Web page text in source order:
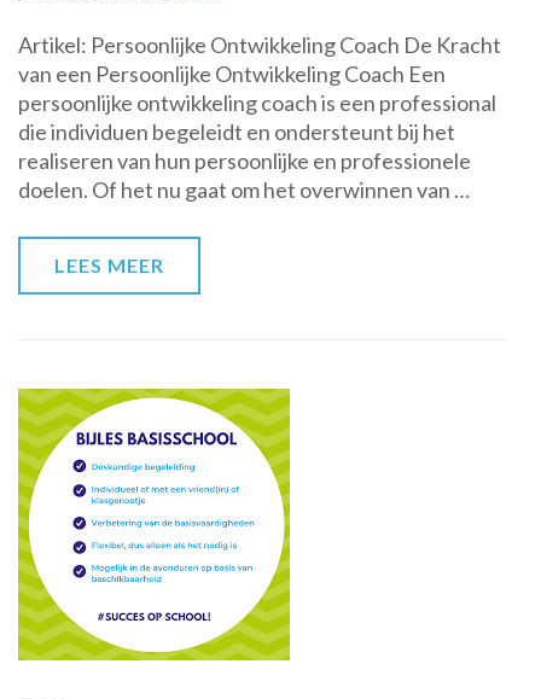
Gids
naar
Persoonlijke
Groei:
De
Rol
Artikel: Persoonlijke Ontwikkeling Coach De Kracht
van een Persoonlijke Ontwikkeling Coach Een
persoonlijke ontwikkeling coach is een professional
die individuen begeleidt en ondersteunt bij het
realiseren van hun persoonlijke en professionele
doelen. Of het nu gaat om het overwinnen van …
LEES MEER